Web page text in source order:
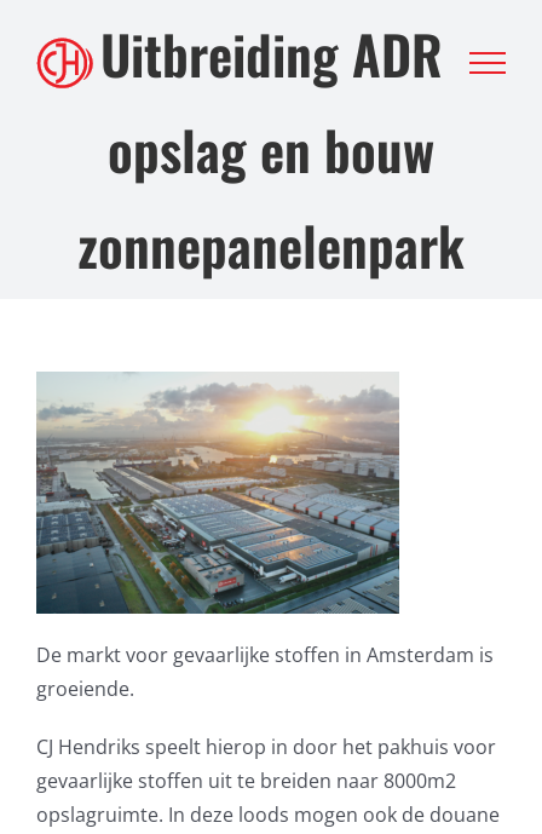
naar
inhoud
Uitbreiding ADR
opslag en bouw
zonnepanelenpark
De markt voor gevaarlijke stoffen in Amsterdam is
groeiende.
CJ Hendriks speelt hierop in door het pakhuis voor
gevaarlijke stoffen uit te breiden naar 8000m2
opslagruimte. In deze loods mogen ook de douane